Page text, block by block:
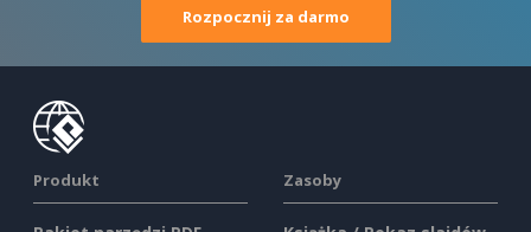
Rozpocznij za darmo
Produkt Zasoby